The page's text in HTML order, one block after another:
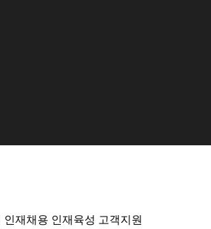
인재채용 인재육성 고객지원